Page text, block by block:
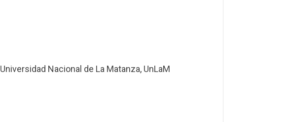
Universidad Nacional de La Matanza, UnLaM